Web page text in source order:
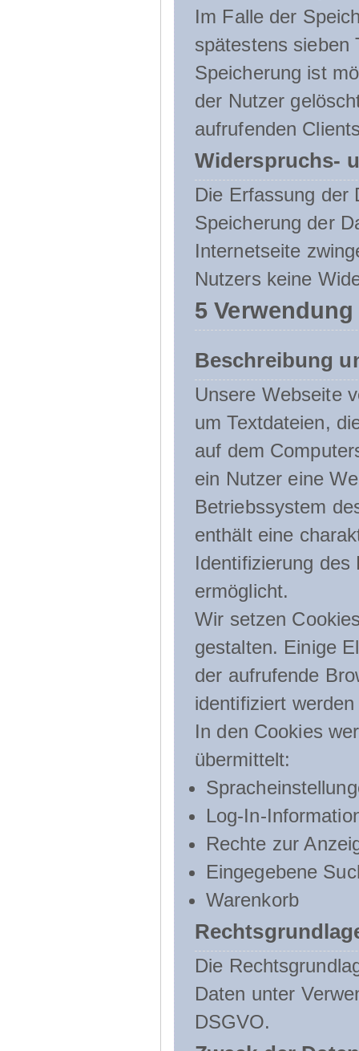
Im Falle der
spätestens sieben
Speicherung ist
der Nutzer
aufrufenden
Widerspruchs-
Die Erfassung der
Speicherung der
Internetseite
Nutzers keine
5
Beschreibung
Unsere Webseite
um Textdateien,
auf dem
ein Nutzer eine
Betriebssystem
enthält eine
Identifizierung
ermöglicht.
Wir setzen
gestalten. Einige
der aufrufende
identifiziert
In den Cookies
übermittelt:
Log-In-
Rechte zur
Eingegebene
Warenkorb
Die
Daten unter
DSGVO.